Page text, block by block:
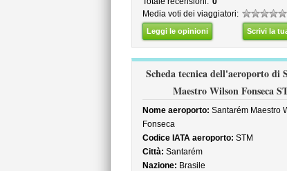
Media voti dei viaggiatori:
Leggi le opinioni Scrivi la
Scheda tecnica dell'aeroporto di
Maestro Wilson Fonseca
Nome aeroporto: Santarém Maestro
Fonseca
Codice IATA aeroporto: STM
Città: Santarém
Nazione: Brasile